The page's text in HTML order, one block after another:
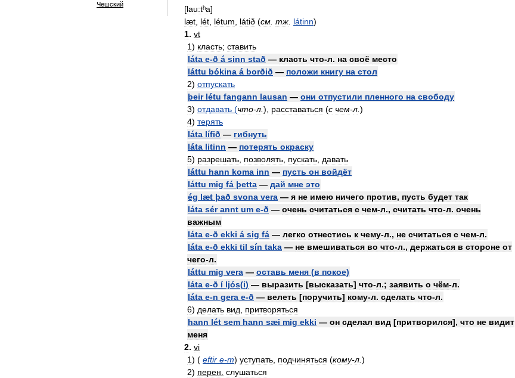
Чешский
[lau:tʰa]
læt lét létum látið (см тж látinn)
1. vt
1) класть; ставить
láta e-ð á sinn stað — класть что-л. на своё место
láttu bókina á borðið — положи книгу на стол
2) отпускать
þeir létu fangann lausan — они отпустили пленного на свободу
3) отдавать (что-л ), расставаться (с чем-л )
4) терять
láta lífið — гибнуть
láta litinn — потерять окраску
5) разрешать позволять пускать давать
láttu hann koma inn — пусть он войдёт
láttu mig fá þetta — дай мне это
ég læt það svona vera — я не имею ничего против, пусть будет так
láta sér annt um e-ð — очень считаться с чем-л., считать что-л. очень
важным
láta e-ð ekki á sig fá — легко отнестись к чему-л., не считаться с чем-л.
láta e-ð ekki til sín taka — не вмешиваться во что-л., держаться в стороне от
чего-л.
láttu mig vera — оставь меня (в покое)
láta e-ð í ljós(i) — выразить [высказать] что-л.; заявить о чём-л.
láta e-n gera e-ð — велеть [поручить] кому-л. сделать что-л.
6) делать вид
притворяться
hann lét sem hann sæi mig ekki — он сделал вид [притворился], что не видит
меня
2. vi
1) ( eftir e-m) уступать подчиняться (кому-л )
2) перен слушаться